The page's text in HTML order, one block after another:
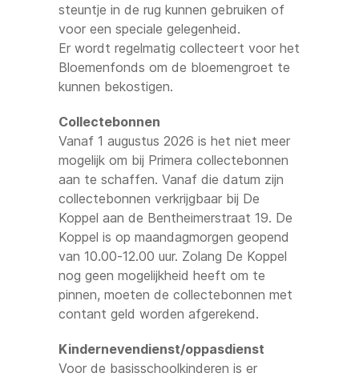
steuntje in de rug kunnen gebruiken of
voor een speciale gelegenheid.
Er wordt regelmatig collecteert voor het
Bloemenfonds om de bloemengroet te
kunnen bekostigen.
Collectebonnen
Vanaf 1 augustus 2026 is het niet meer
mogelijk om bij Primera collectebonnen
aan te schaffen. Vanaf die datum zijn
collectebonnen verkrijgbaar bij De
Koppel aan de Bentheimerstraat 19. De
Koppel is op maandagmorgen geopend
van 10.00-12.00 uur. Zolang De Koppel
nog geen mogelijkheid heeft om te
pinnen, moeten de collectebonnen met
contant geld worden afgerekend.
Kindernevendienst/oppasdienst
Voor de basisschoolkinderen is er